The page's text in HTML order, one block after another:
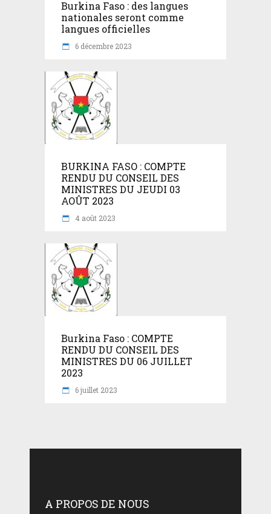
Burkina Faso : des langues
nationales seront comme
langues officielles
6 décembre 2023
BURKINA FASO : COMPTE
RENDU DU CONSEIL DES
MINISTRES DU JEUDI 03
AOÛT 2023
4 août 2023
Burkina Faso : COMPTE
RENDU DU CONSEIL DES
MINISTRES DU 06 JUILLET
2023
6 juillet 2023
A PROPOS DE NOUS